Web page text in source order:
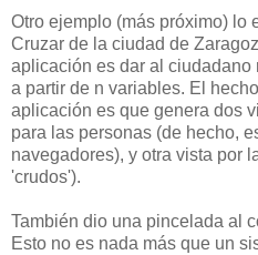
Otro ejemplo (más próximo) lo
Cruzar de la ciudad de
aplicación es dar al ciudadano
a partir de n variables. El
aplicación es que genera dos
para las personas (de hecho,
navegadores), y otra vista por
'crudos').
También dio una pincelada al
Esto no es nada más que un